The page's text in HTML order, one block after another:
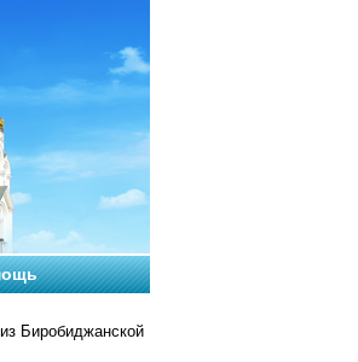
Биробиджанской